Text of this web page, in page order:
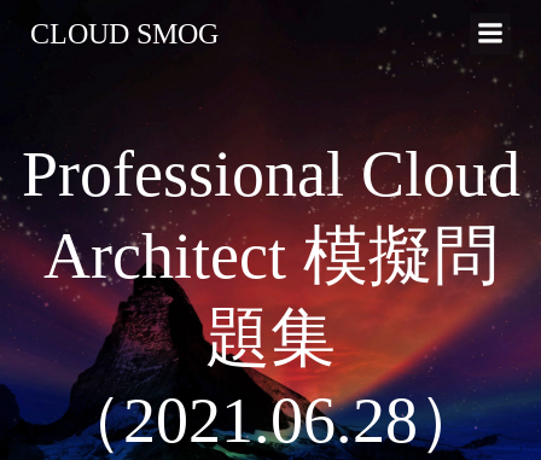
ッ
プ
CLOUD SMOG
Professional Cloud
Architect 模擬問
題集
（2021.06.28）